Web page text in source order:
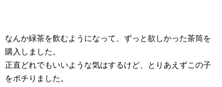
なんか緑茶を飲むようになって、ずっと欲しかった茶筒を
購入しました。
正直どれでもいいような気はするけど、とりあえずこの子
をポチりました。